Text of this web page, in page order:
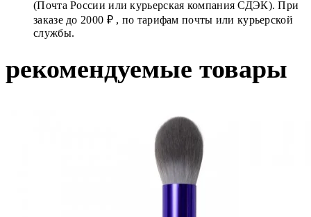
(Почта России или курьерская компания СДЭК). При
заказе до 2000 ₽ , по тарифам почты или курьерской
службы.
рекомендуемые товары